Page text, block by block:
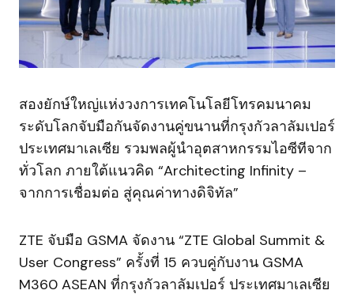
สองยักษ์ใหญ่แห่งวงการเทคโนโลยีโทรคมนาคม
ระดับโลกจับมือกันจัดงานคู่ขนานที่กรุงกัวลาลัมเปอร์
ประเทศมาเลเซีย รวมพลผู้นำอุตสาหกรรมไอซีทีจาก
ทั่วโลก ภายใต้แนวคิด “Architecting Infinity –
จากการเชื่อมต่อ สู่คุณค่าทางดิจิทัล”
ZTE จับมือ GSMA จัดงาน “ZTE Global Summit &
User Congress” ครั้งที่ 15 ควบคู่กับงาน GSMA
M360 ASEAN ที่กรุงกัวลาลัมเปอร์ ประเทศมาเลเซีย